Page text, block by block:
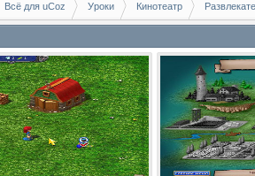
Всё для uCoz Уроки Кинотеатр